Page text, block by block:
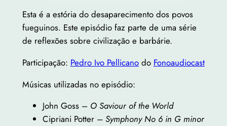
Esta é a estória do desaparecimento dos povos
fueguinos. Este episódio faz parte de uma série
de reflexões sobre civilização e barbárie.
Participação: Pedro Ivo Pellicanodo Fonoaudiocast
Músicas utilizadas no episódio:
John Goss – O Saviour of the World
Cipriani Potter –Symphony No 6 in G minor